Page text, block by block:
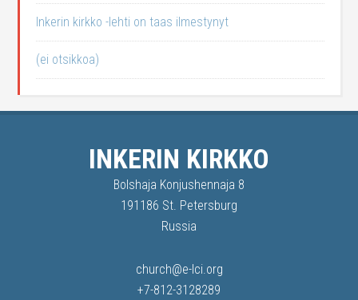
Inkerin kirkko -lehti on taas ilmestynyt
(ei otsikkoa)
INKERIN KIRKKO
Bolshaja Konjushennaja 8
191186 St. Petersburg
Russia
church@e-lci.org
+7-812-3128289